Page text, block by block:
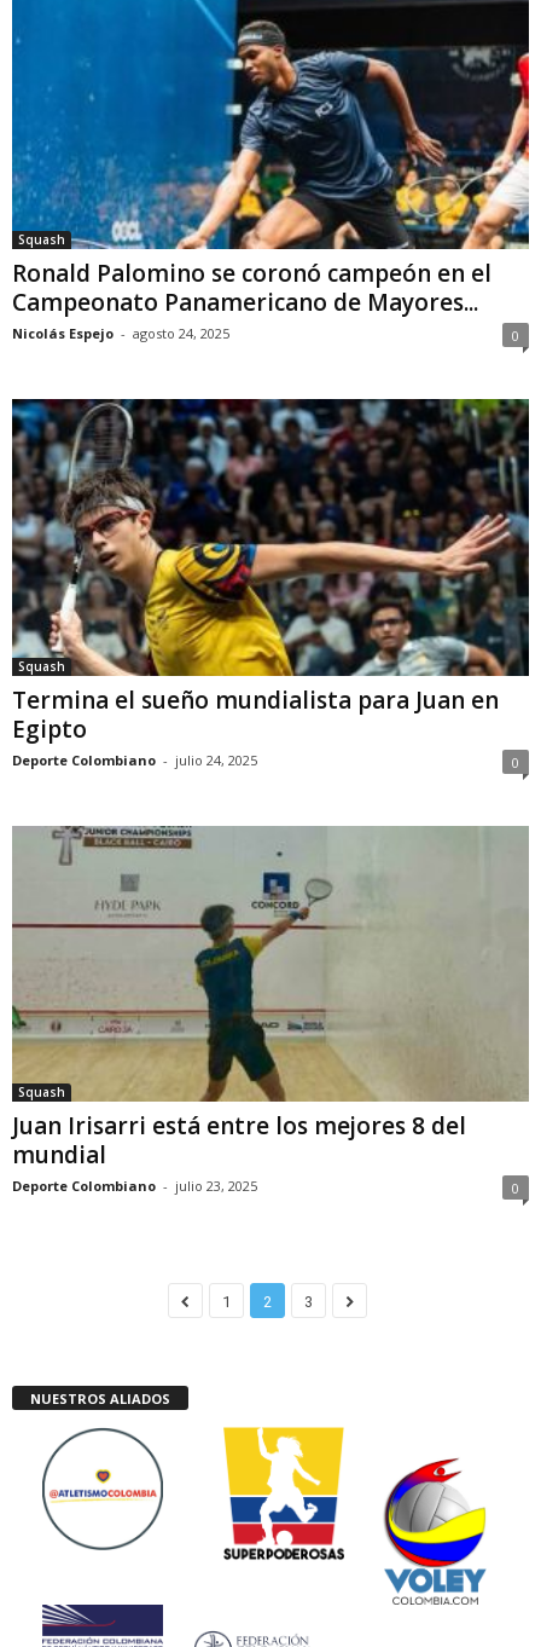
Squash
Ronald Palomino se coronó campeón en el
Campeonato Panamericano de Mayores...
Nicolás Espejo - agosto 24, 2025 0
Squash
Termina el sueño mundialista para Juan en
Egipto
Deporte Colombiano - julio 24, 2025 0
Squash
Juan Irisarri está entre los mejores 8 del
mundial
Deporte Colombiano - julio 23, 2025 0
1 2 3
NUESTROS ALIADOS